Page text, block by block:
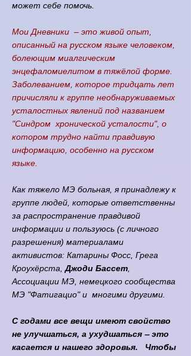
может себе помочь.
Мои Дневники ‒ это живой опыт,
описанный на русском языке человеком,
болеющим миалгическим
энцефаломиелитом в тяжёлой форме.
Заболеванием, которое тридцать лет
причисляли к группе необнаруживаемых
усталостных явлений под названием
"Синдром хронической усталости", о
котором трудно найти правдивую
информацию, особенно на русском
языке.
Как тяжело МЭ больная, я принадлежу к
группе людей, которые ответственны
за распространение правдивой
информации и пользуюсь (с личного
разрешения) материалами
активистов: Катарины Фосс, Грега
Кроухёрста,Джоди Бассет
Ассоциации МЭ, немецкого сообщества
МЭ "Фатигацио" и многими другими.
С годами все вещи имеют свойство
не улучшаться, а ухудшаться ‒ это
касается и нашего здоровья. Чтобы